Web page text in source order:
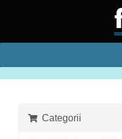
Categorii